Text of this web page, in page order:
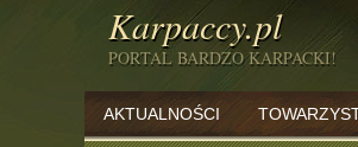
Karpaccy.pl
PORTAL BARDZO KARPACKI!
AKTUALNOŚCI